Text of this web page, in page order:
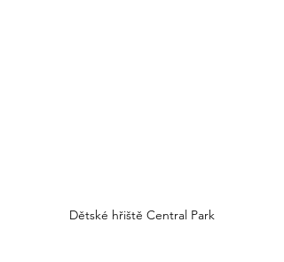
Dětské hřiště Central Park